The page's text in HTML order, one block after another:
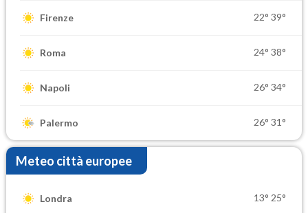
Firenze 22° 39°
Roma 24° 38°
Napoli 26° 34°
Palermo 26° 31°
Meteo città europee
Londra 13° 25°